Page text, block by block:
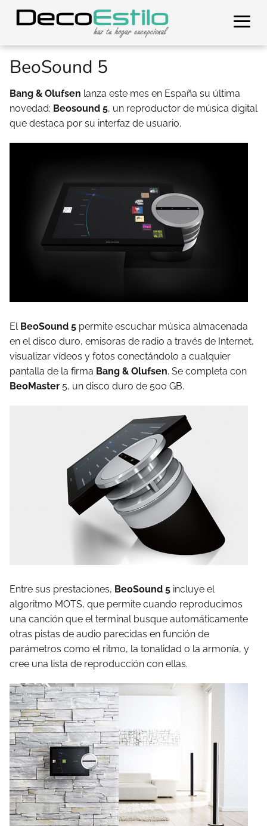
BeoSound 5
Bang & Olufsen lanza este mes en España su última
novedad: Beosound 5, un reproductor de música digital
que destaca por su interfaz de usuario.
El BeoSound 5 permite escuchar música almacenada
en el disco duro, emisoras de radio a través de Internet,
visualizar vídeos y fotos conectándolo a cualquier
pantalla de la firma Bang & Olufsen. Se completa con
BeoMaster 5, un disco duro de 500 GB.
Entre sus prestaciones, BeoSound 5 incluye el
algoritmo MOTS, que permite cuando reproducimos
una canción que el terminal busque automáticamente
otras pistas de audio parecidas en función de
parámetros como el ritmo, la tonalidad o la armonía, y
cree una lista de reproducción con ellas.